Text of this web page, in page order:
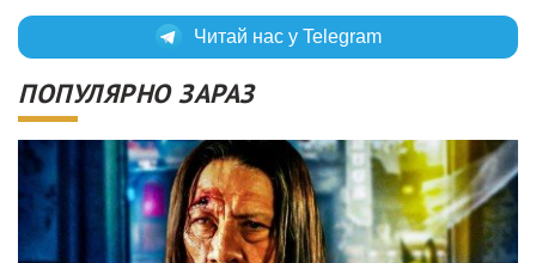
Читай нас у Telegram
ПОПУЛЯРНО ЗАРАЗ